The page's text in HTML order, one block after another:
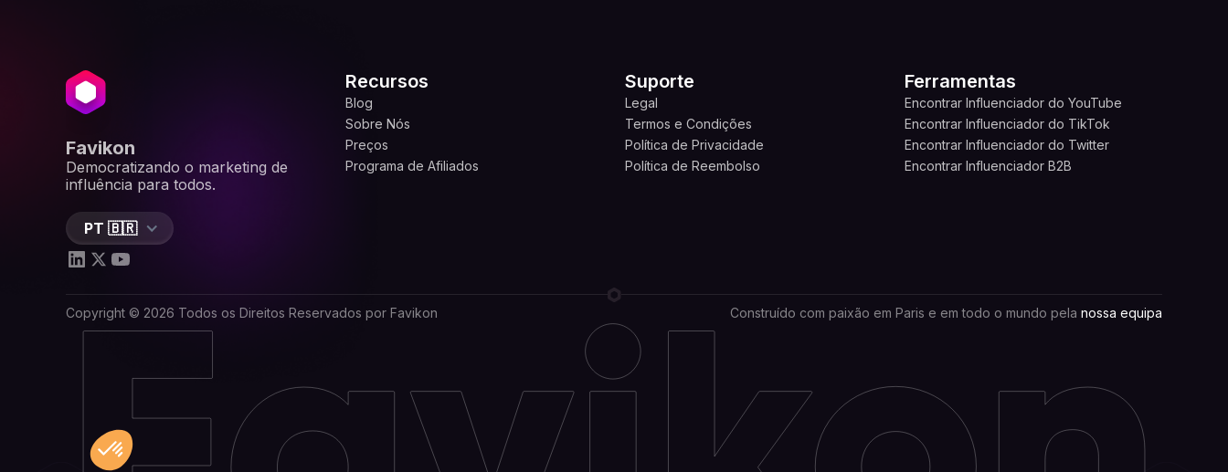
Favikon
Democratizando o marketing de
influência para todos.
PT 🇧🇷
Recursos
Blog
Sobre Nós
Preços
Programa de Afiliados
Suporte
Legal
Termos e Condições
Política de Privacidade
Política de Reembolso
Ferramentas
Encontrar Influenciador do YouTube
Encontrar Influenciador do TikTok
Encontrar Influenciador do Twitter
Encontrar Influenciador B2B
Copyright © 2026 Todos os Direitos Reservados por Favikon Construído com paixão em Paris e em todo o mundo pela nossa equipa
Axeptio consent
Consent Management Platform: Personalize Your Options
Our platform empowers you to tailor and manage your privacy settings, ensuring compliance with regulations. Customize your preferences to control how your information